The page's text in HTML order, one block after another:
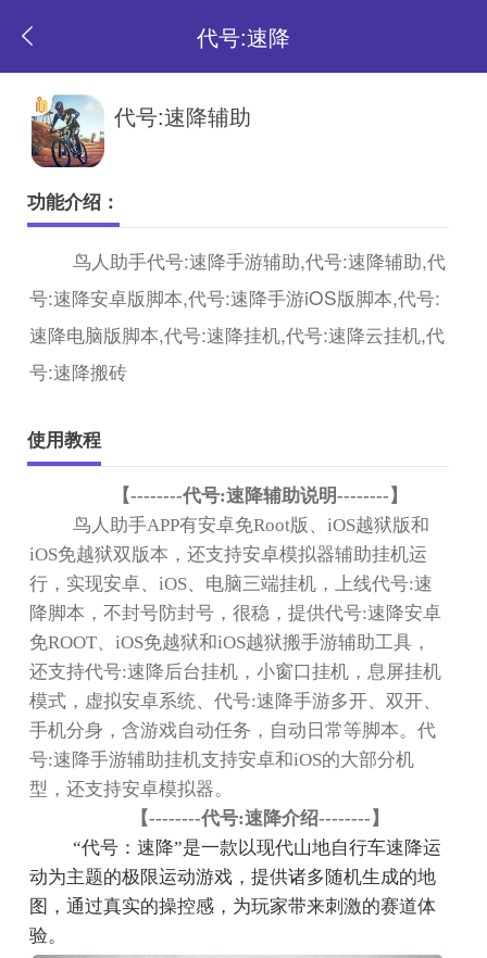
代号:速降
返
页
代号:速降辅助
功能介绍：
鸟人助手代号:速降手游辅助,代号:速降辅助,代
号:速降安卓版脚本,代号:速降手游iOS版脚本,代号:
速降电脑版脚本,代号:速降挂机,代号:速降云挂机,代
号:速降搬砖
使用教程
【--------代号:速降辅助说明--------】
鸟人助手APP有安卓免Root版、iOS越狱版和
iOS免越狱双版本，还支持安卓模拟器辅助挂机运
行，实现安卓、iOS 、电脑三端挂机，上线代号:速
降脚本，不封号防封号，很稳，提供代号:速降安卓
免ROOT 、iOS免越狱和iOS越狱搬手游辅助工具，
还支持代号:速降后台挂机，小窗口挂机，息屏挂机
模式，虚拟安卓系统、代号:速降手游多开、双开、
手机分身，含游戏自动任务，自动日常等脚本。代
号:速降手游辅助挂机支持安卓和iOS的大部分机
型，还支持安卓模拟器。
【--------代号:速降介绍--------】
“代号：速降”是一款以现代山地自行车速降运
动为主题的极限运动游戏，提供诸多随机生成的地
图，通过真实的操控感，为玩家带来刺激的赛道体
验。